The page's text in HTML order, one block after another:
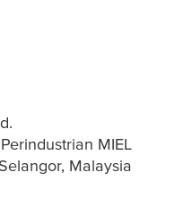
MIEL
Malaysia